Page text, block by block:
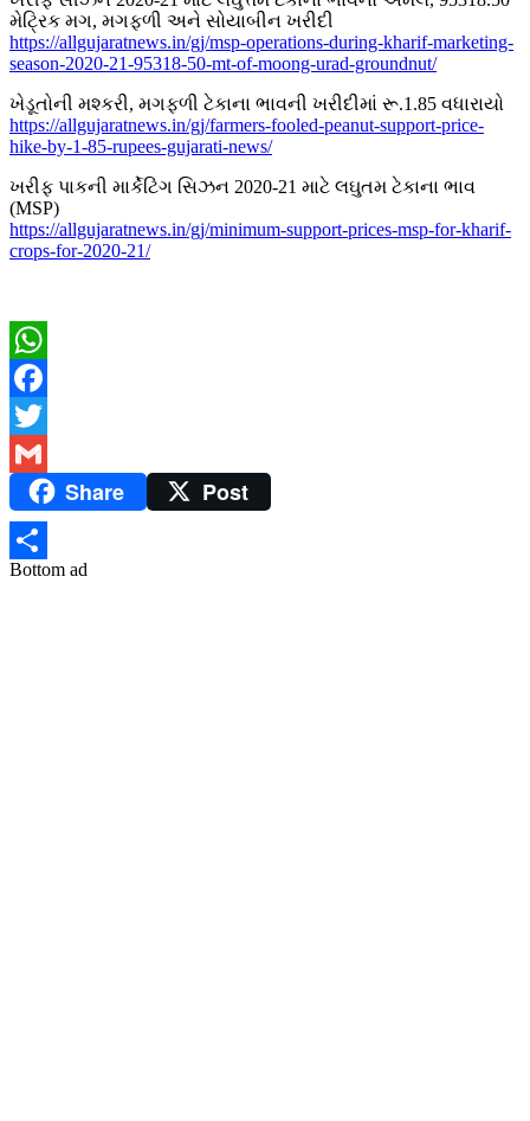
મેટ્રિક મગ, મગફળી અને સોયાબીન ખરીદી
https://allgujaratnews.in/gj/msp-operations-during-kharif-marketing-
season-2020-21-95318-50-mt-of-moong-urad-groundnut/
ખેડૂતોની મશ્કરી, મગફળી ટેકાના ભાવની ખરીદીમાં રૂ.1.85 વધારાયો
https://allgujaratnews.in/gj/farmers-fooled-peanut-support-price-
hike-by-1-85-rupees-gujarati-news/
ખરીફ પાકની માર્કેટિંગ સિઝન 2020-21 માટે લઘુતમ ટેકાના ભાવ
(MSP)
https://allgujaratnews.in/gj/minimum-support-prices-msp-for-kharif-
crops-for-2020-21/
WhatsApp
Facebook
Twitter
Gmail Share Post
Share
Bottom ad